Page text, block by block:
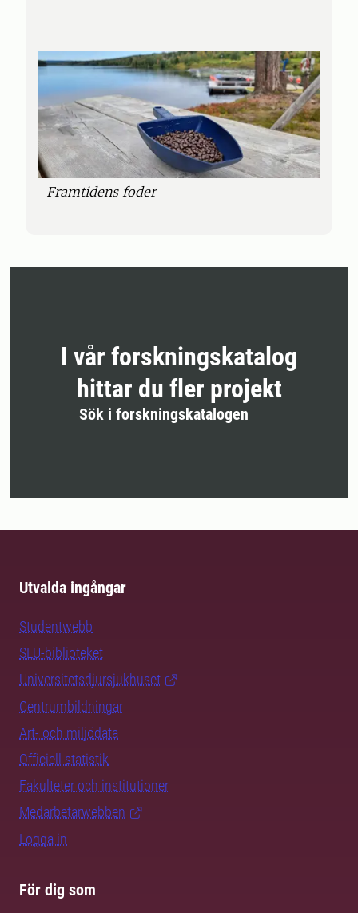
Framtidens foder
I vår forskningskatalog
hittar du fler projekt
Sök i forskningskatalogen
Utvalda ingångar
Studentwebb
SLU-biblioteket
Universitetsdjursjukhuset
Centrumbildningar
Art- och miljödata
Officiell statistik
Fakulteter och institutioner
Medarbetarwebben
Logga in
För dig som